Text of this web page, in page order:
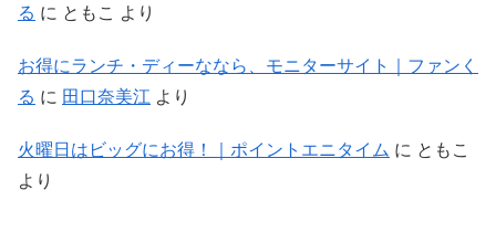
る に ともこ より
お得にランチ・ディーななら、モニターサイト｜ファンく
る に 田口奈美江 より
火曜日はビッグにお得！｜ポイントエニタイム に ともこ
より